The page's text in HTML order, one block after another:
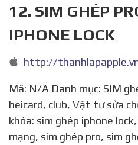
12. SIM GHÉP
IPHONE LOCK
Mã: N/A Danh mục: SIM ghép thần thánh, slim,
heicard, club, Vật tư sửa
khóa: sim ghép iphone
mạng, sim ghép pro, sim